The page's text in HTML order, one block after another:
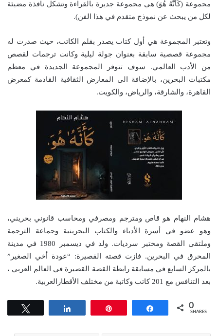
مجموعة (كَأَنَّهُ هُوَ) هي مجموعة جديرة بالقراءة وتشكل نافذة مضيئة
لكل من يبحث عن نموذج متقدم في هذا الفن).
وتعتبر المجموعة هي أول كتاب يصدر بقلم الكاتب، حيث صدرت له
مجموعة قصصية سابقة بعنوان جولة ليلية وكانت ترجمات لقصص
من الأدب العالمي. سوف تتوفر المجموعة الجديدة في معظم
مكتبات البحرين، بالإضافة الى المعارض الثقافية القادمة كمعرض
القاهرة، والشارقة، والرياض، والكويت.
هشام النهام هو قاص ومترجم ومصرفي ومحاسب قانوني بحريني،
وهو عضو في أسرة الأدباء والكتاب البحرينية وجماعة الترجمة
وملتقى القصة ومختبر سرديات. ولد في ديسمبر 1980 في مدينة
المحرق في البحرين. فازت قصته القصيرة: “عودة أخي الصغير”
بالمركز السابع في مسابقة رابطة القصة القصيرة في العالم العربي ،
بعد التنافس مع 201 كاتب وكاتبة من مختلف الأقطارالعربية.
Share 0
SHARES